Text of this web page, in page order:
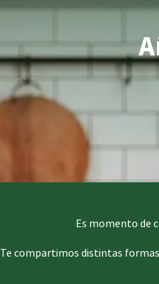
Es momento de
Te compartimos distintas formas